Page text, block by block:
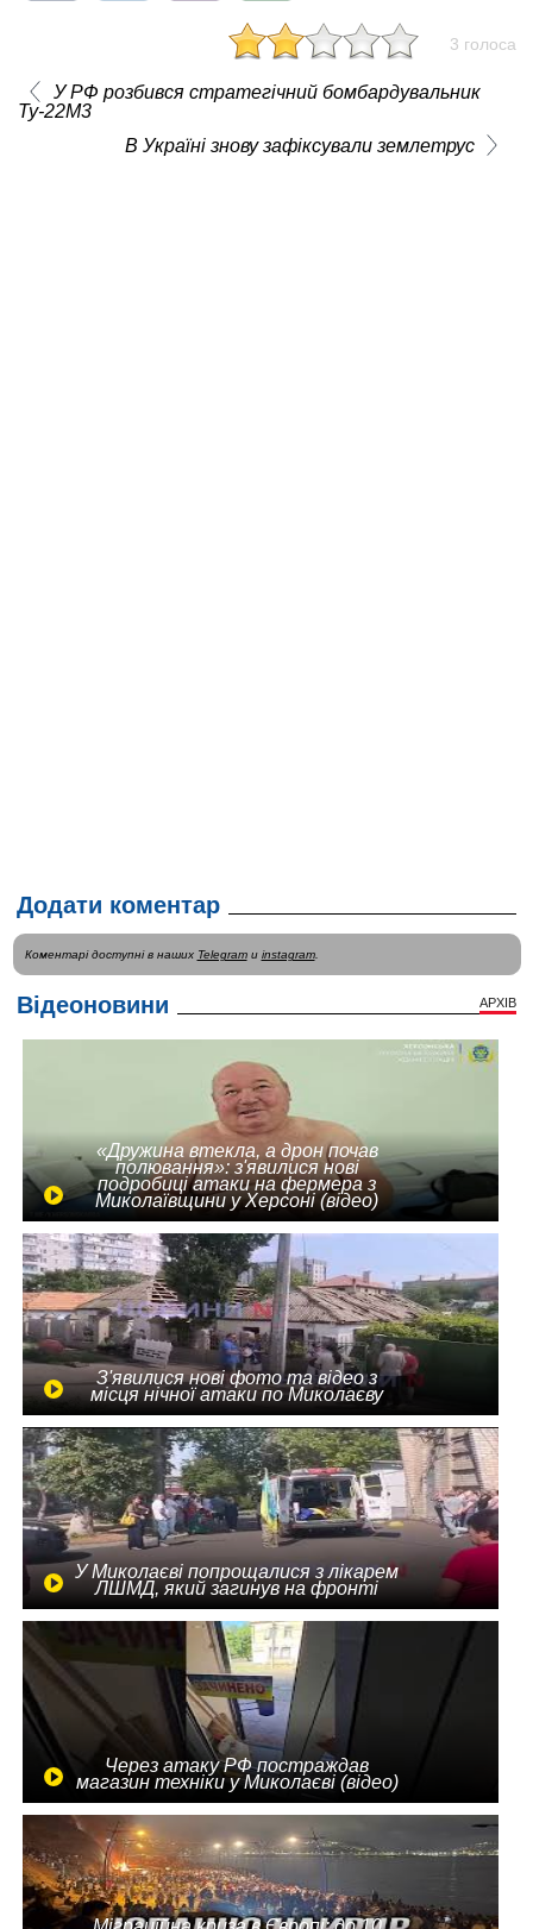
3 голоса
У РФ розбився стратегічний бомбардувальник
Ту-22М3
В Україні знову зафіксували землетрус
Додати коментар
Коментарі доступні в наших Telegramи instagram.
Відеоновини АРХІВ
«Дружина втекла, а дрон почав
полювання»: з'явилися нові
подробиці атаки на фермера з
Миколаївщини у Херсоні (відео)
З'явилися нові фото та відео з
місця нічної атаки по Миколаєву
У Миколаєві попрощалися з лікарем
ЛШМД, який загинув на фронті
Через атаку РФ постраждав
магазин техніки у Миколаєві (відео)